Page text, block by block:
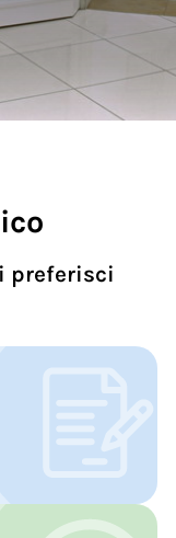
preferisci